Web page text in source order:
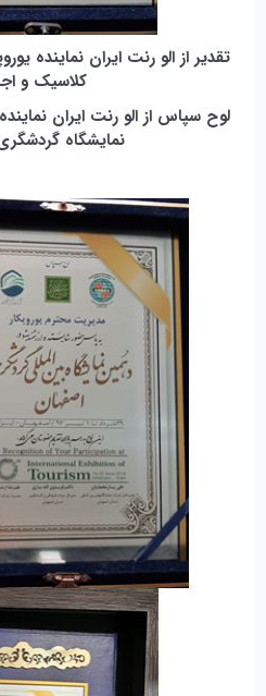
تقدیر از الو رنت ایران نماینده
کلاسیک و
لوح سپاس از الو رنت ایران
نمایشگاه